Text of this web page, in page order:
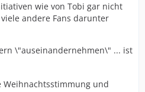
wie von Tobi gar nicht
andere Fans darunter
\"auseinandernehmen\" ... ist
und